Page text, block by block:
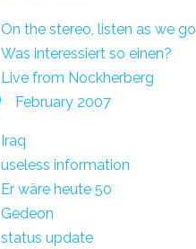
On the stereo, listen as we go
Was interessiert so einen?
Live from Nockherberg
February 2007
Iraq
useless information
Er wäre heute 50
Gedeon
status update